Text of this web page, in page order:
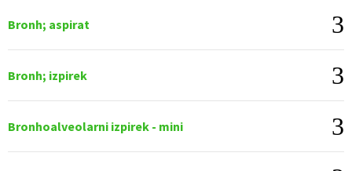
Bronh; aspirat
Bronh; izpirek
Bronhoalveolarni izpirek - mini